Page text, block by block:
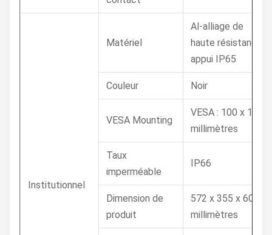
Institutionnel
Matériel
Al-alliage de
haute résistance,
appui IP65
Couleur Noir
VESA Mounting
VESA : 100 x 100
millimètres
Taux
imperméable
IP66
Dimension de
produit
572 x 355 x 60
millimètres